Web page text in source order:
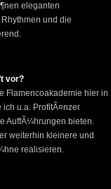
eleganten
und die
vor?
Flamencoakademie hier in
ich u.a. ProfitÃ¤nzer
AuffÃ¼hrungen bieten.
weiterhin kleinere und
realisieren.